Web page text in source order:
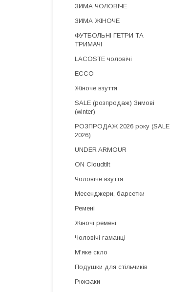
ЗИМА ЧОЛОВІЧЕ
ЗИМА ЖІНОЧЕ
ФУТБОЛЬНІ ГЕТРИ ТА
ТРИМАЧІ
LACOSTE чоловічі
ECCO
Жіноче взуття
SALE (розпродаж) Зимові
(winter)
РОЗПРОДАЖ 2026 року (SALE
2026)
UNDER ARMOUR
ON Cloudtilt
Чоловіче взуття
Месенджери, барсетки
Ремені
Жіночі ремені
Чоловічі гаманці
М'яке скло
Подушки для стільчиків
Рюкзаки